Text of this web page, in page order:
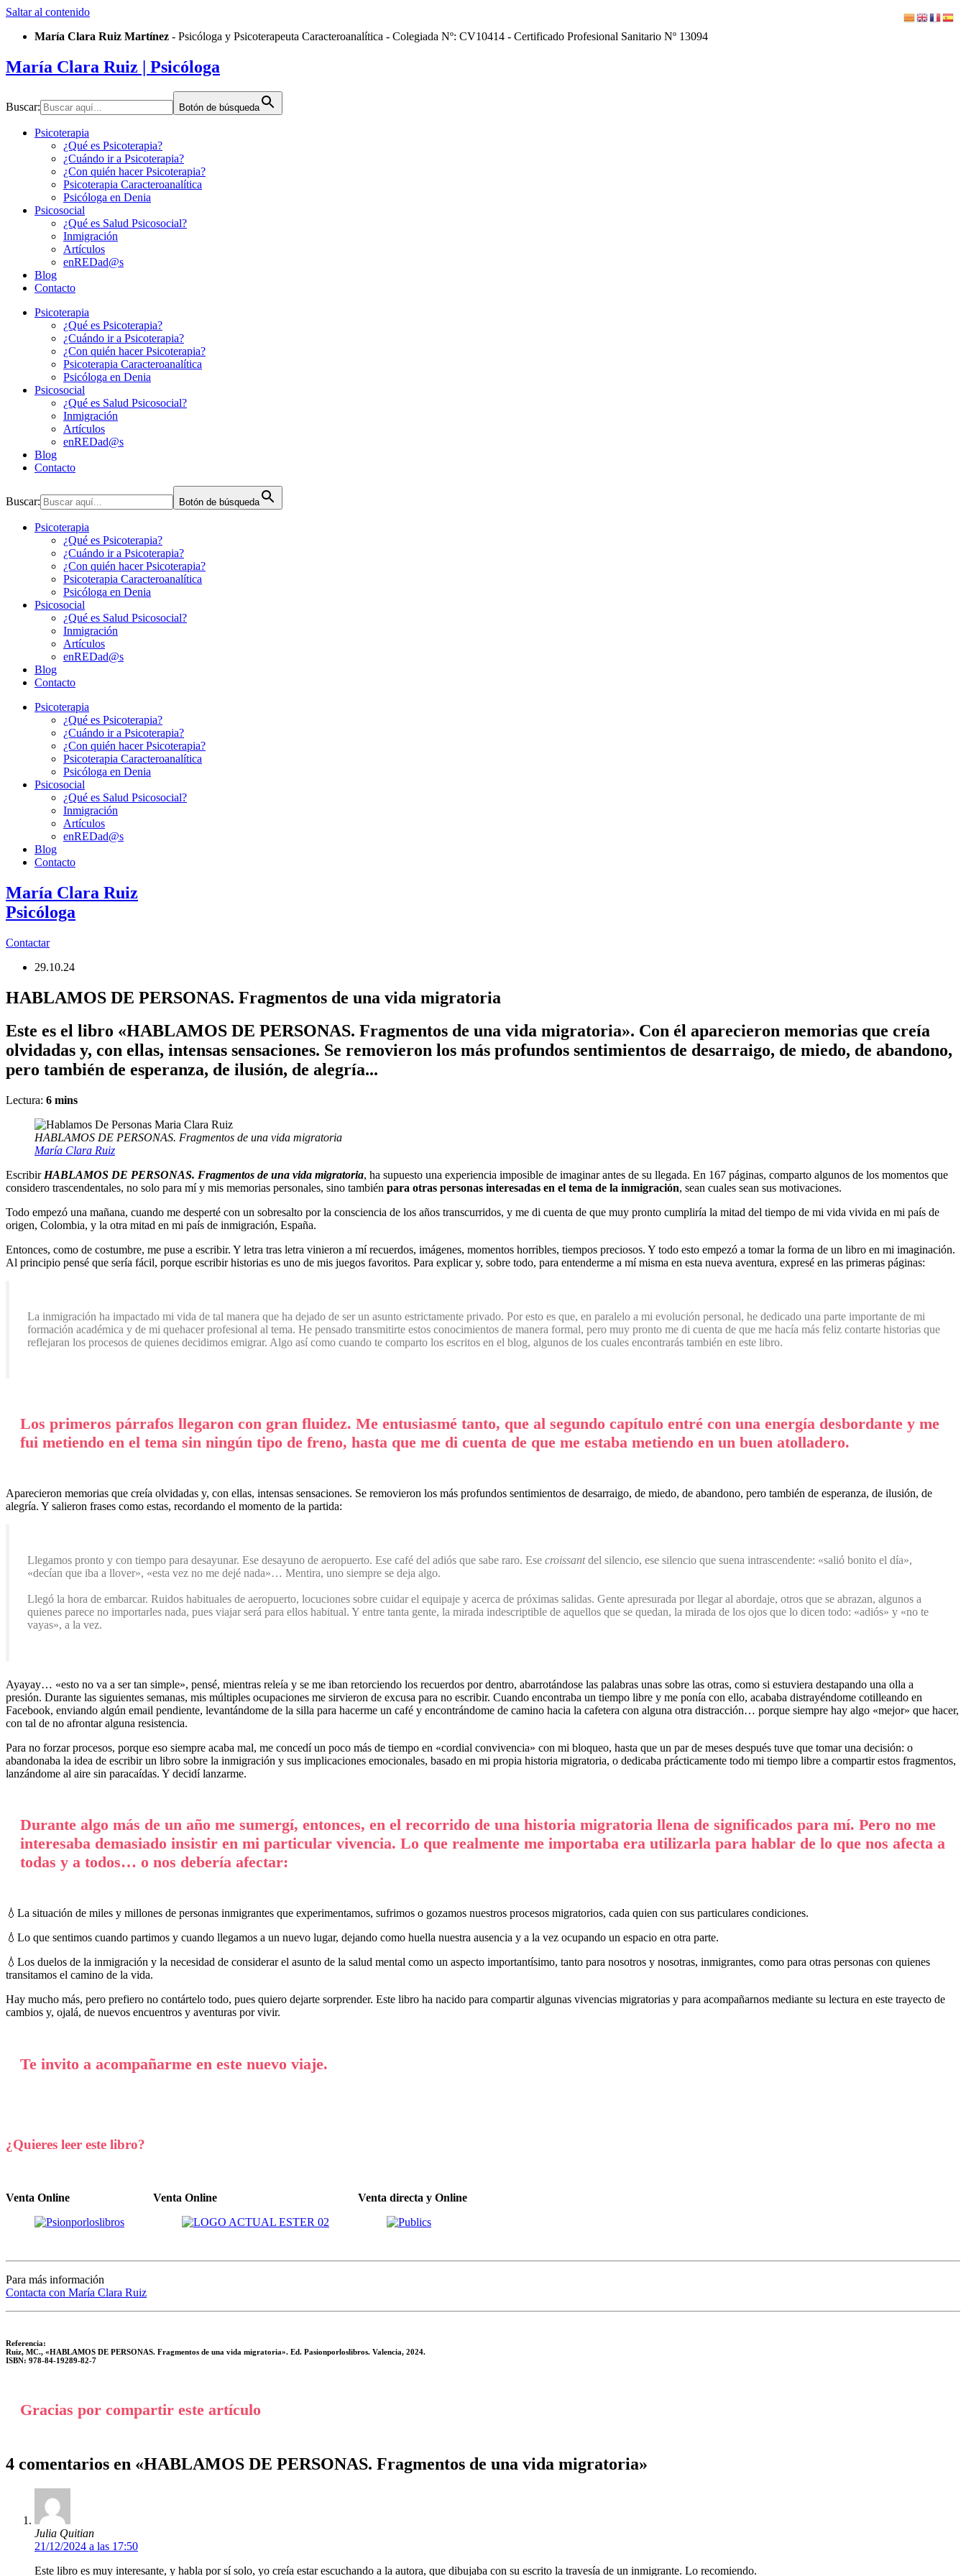
Saltar al contenido
María Clara Ruiz Martínez - Psicóloga y Psicoterapeuta Caracteroanalítica - Colegiada Nº: CV10414 - Certificado Profesional Sanitario Nº 13094
María Clara Ruiz | Psicóloga
Buscar: Botón de búsqueda
Psicoterapia
¿Qué es Psicoterapia?
¿Cuándo ir a Psicoterapia?
¿Con quién hacer Psicoterapia?
Psicoterapia Caracteroanalítica
Psicóloga en Denia
Psicosocial
¿Qué es Salud Psicosocial?
Inmigración
Artículos
enREDad@s
Blog
Contacto
Psicoterapia
¿Qué es Psicoterapia?
¿Cuándo ir a Psicoterapia?
¿Con quién hacer Psicoterapia?
Psicoterapia Caracteroanalítica
Psicóloga en Denia
Psicosocial
¿Qué es Salud Psicosocial?
Inmigración
Artículos
enREDad@s
Blog
Contacto
Buscar: Botón de búsqueda
Psicoterapia
¿Qué es Psicoterapia?
¿Cuándo ir a Psicoterapia?
¿Con quién hacer Psicoterapia?
Psicoterapia Caracteroanalítica
Psicóloga en Denia
Psicosocial
¿Qué es Salud Psicosocial?
Inmigración
Artículos
enREDad@s
Blog
Contacto
Psicoterapia
¿Qué es Psicoterapia?
¿Cuándo ir a Psicoterapia?
¿Con quién hacer Psicoterapia?
Psicoterapia Caracteroanalítica
Psicóloga en Denia
Psicosocial
¿Qué es Salud Psicosocial?
Inmigración
Artículos
enREDad@s
Blog
Contacto
María Clara Ruiz
Psicóloga
Contactar
29.10.24
HABLAMOS DE PERSONAS. Fragmentos de una vida migratoria
Este es el libro «HABLAMOS DE PERSONAS. Fragmentos de una vida migratoria». Con él aparecieron memorias que creía
olvidadas y, con ellas, intensas sensaciones. Se removieron los más profundos sentimientos de desarraigo, de miedo, de abandono,
pero también de esperanza, de ilusión, de alegría...
Lectura: 6 mins
HABLAMOS DE PERSONAS. Fragmentos de una vida migratoria
María Clara Ruiz
Escribir HABLAMOS DE PERSONAS. Fragmentos de una vida migratoria, ha supuesto una experiencia imposible de imaginar antes de su llegada. En 167 páginas, comparto algunos de los momentos que
considero trascendentales, no solo para mí y mis memorias personales, sino también para otras personas interesadas en el tema de la inmigración, sean cuales sean sus motivaciones.
Todo empezó una mañana, cuando me desperté con un sobresalto por la consciencia de los años transcurridos, y me di cuenta de que muy pronto cumpliría la mitad del tiempo de mi vida vivida en mi país de
origen, Colombia, y la otra mitad en mi país de inmigración, España.
Entonces, como de costumbre, me puse a escribir. Y letra tras letra vinieron a mí recuerdos, imágenes, momentos horribles, tiempos preciosos. Y todo esto empezó a tomar la forma de un libro en mi imaginación.
Al principio pensé que sería fácil, porque escribir historias es uno de mis juegos favoritos. Para explicar y, sobre todo, para entenderme a mí misma en esta nueva aventura, expresé en las primeras páginas:
La inmigración ha impactado mi vida de tal manera que ha dejado de ser un asunto estrictamente privado. Por esto es que, en paralelo a mi evolución personal, he dedicado una parte importante de mi
formación académica y de mi quehacer profesional al tema. He pensado transmitirte estos conocimientos de manera formal, pero muy pronto me di cuenta de que me hacía más feliz contarte historias que
reflejaran los procesos de quienes decidimos emigrar. Algo así como cuando te comparto los escritos en el blog, algunos de los cuales encontrarás también en este libro.
Los primeros párrafos llegaron con gran fluidez. Me entusiasmé tanto, que al segundo capítulo entré con una energía desbordante y me
fui metiendo en el tema sin ningún tipo de freno, hasta que me di cuenta de que me estaba metiendo en un buen atolladero.
Aparecieron memorias que creía olvidadas y, con ellas, intensas sensaciones. Se removieron los más profundos sentimientos de desarraigo, de miedo, de abandono, pero también de esperanza, de ilusión, de
alegría. Y salieron frases como estas, recordando el momento de la partida:
Llegamos pronto y con tiempo para desayunar. Ese desayuno de aeropuerto. Ese café del adiós que sabe raro. Ese croissantdel silencio, ese silencio que suena intrascendente: «salió bonito el día»,
«decían que iba a llover», «esta vez no me dejé nada»… Mentira, uno siempre se deja algo.
Llegó la hora de embarcar. Ruidos habituales de aeropuerto, locuciones sobre cuidar el equipaje y acerca de próximas salidas. Gente apresurada por llegar al abordaje, otros que se abrazan, algunos a
quienes parece no importarles nada, pues viajar será para ellos habitual. Y entre tanta gente, la mirada indescriptible de aquellos que se quedan, la mirada de los ojos que lo dicen todo: «adiós» y «no te
vayas», a la vez.
Ayayay… «esto no va a ser tan simple», pensé, mientras releía y se me iban retorciendo los recuerdos por dentro, abarrotándose las palabras unas sobre las otras, como si estuviera destapando una olla a
presión. Durante las siguientes semanas, mis múltiples ocupaciones me sirvieron de excusa para no escribir. Cuando encontraba un tiempo libre y me ponía con ello, acababa distrayéndome cotilleando en
Facebook, enviando algún email pendiente, levantándome de la silla para hacerme un café y encontrándome de camino hacia la cafetera con alguna otra distracción… porque siempre hay algo «mejor» que hacer,
con tal de no afrontar alguna resistencia.
Para no forzar procesos, porque eso siempre acaba mal, me concedí un poco más de tiempo en «cordial convivencia» con mi bloqueo, hasta que un par de meses después tuve que tomar una decisión: o
abandonaba la idea de escribir un libro sobre la inmigración y sus implicaciones emocionales, basado en mi propia historia migratoria, o dedicaba prácticamente todo mi tiempo libre a compartir estos fragmentos,
lanzándome al aire sin paracaídas. Y decidí lanzarme.
Durante algo más de un año me sumergí, entonces, en el recorrido de una historia migratoria llena de significados para mí. Pero no me
interesaba demasiado insistir en mi particular vivencia. Lo que realmente me importaba era utilizarla para hablar de lo que nos afecta a
todas y a todos… o nos debería afectar:
💧La situación de miles y millones de personas inmigrantes que experimentamos, sufrimos o gozamos nuestros procesos migratorios, cada quien con sus particulares condiciones.
💧Lo que sentimos cuando partimos y cuando llegamos a un nuevo lugar, dejando como huella nuestra ausencia y a la vez ocupando un espacio en otra parte.
💧Los duelos de la inmigración y la necesidad de considerar el asunto de la salud mental como un aspecto importantísimo, tanto para nosotros y nosotras, inmigrantes, como para otras personas con quienes
transitamos el camino de la vida.
Hay mucho más, pero prefiero no contártelo todo, pues quiero dejarte sorprender. Este libro ha nacido para compartir algunas vivencias migratorias y para acompañarnos mediante su lectura en este trayecto de
cambios y, ojalá, de nuevos encuentros y aventuras por vivir.
Te invito a acompañarme en este nuevo viaje.
¿Quieres leer este libro?
Venta Online Venta Online Venta directa y Online
Para más información
Contacta con María Clara Ruiz
Referencia:
Ruiz, MC., «HABLAMOS DE PERSONAS. Fragmentos de una vida migratoria». Ed. Pasionporloslibros. Valencia, 2024.
ISBN: 978-84-19289-82-7
Gracias por compartir este artículo
4 comentarios en «HABLAMOS DE PERSONAS. Fragmentos de una vida migratoria»
Julia Quitian
21/12/2024 a las 17:50
Este libro es muy interesante, y habla por sí solo, yo creía estar escuchando a la autora, que dibujaba con su escrito la travesía de un inmigrante. Lo recomiendo.